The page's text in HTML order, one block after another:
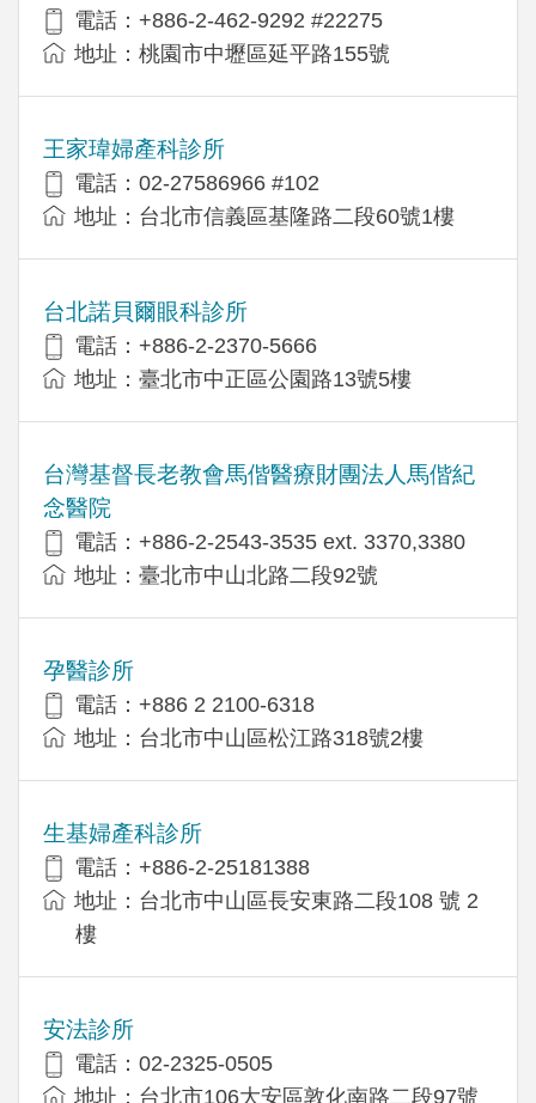
電話：+886-2-462-9292 #22275
地址：桃園市中壢區延平路155號
王家瑋婦產科診所
電話：02-27586966 #102
地址：台北市信義區基隆路二段60號1樓
台北諾貝爾眼科診所
電話：+886-2-2370-5666
地址：臺北市中正區公園路13號5樓
台灣基督長老教會馬偕醫療財團法人馬偕紀
念醫院
電話：+886-2-2543-3535 ext. 3370,3380
地址：臺北市中山北路二段92號
孕醫診所
電話：+886 2 2100-6318
地址：台北市中山區松江路318號2樓
生基婦產科診所
電話：+886-2-25181388
地址：台北市中山區長安東路二段108 號 2
樓
安法診所
電話：02-2325-0505
地址：台北市106大安區敦化南路二段97號